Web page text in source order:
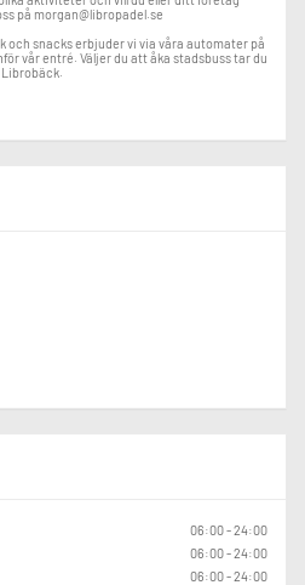
priser i varje deltävling samlar du även
Elite Hotel Master Final.
med samma partner spelar ni
gemenskap och spännande matcher.
Hotel Mixed Tour!
på morgan@libropadel.se
och snacks erbjuder vi via våra automater på
vår entré. Väljer du att åka stadsbuss tar du
06:00 - 24:00
06:00 - 24:00
06:00 - 24:00